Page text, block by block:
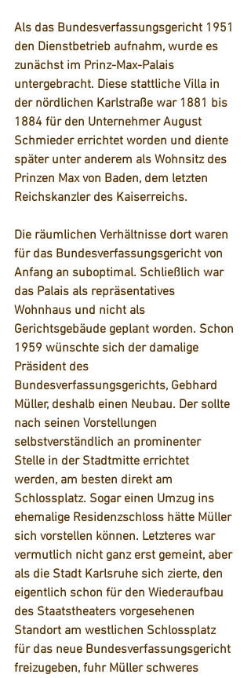
Als das Bundesverfassungsgericht 1951
den Dienstbetrieb aufnahm, wurde es
zunächst im Prinz-Max-Palais
untergebracht. Diese stattliche Villa in
der nördlichen Karlstraße war 1881 bis
1884 für den Unternehmer August
Schmieder errichtet worden und diente
später unter anderem als Wohnsitz des
Prinzen Max von Baden, dem letzten
Reichskanzler des Kaiserreichs.
Die räumlichen Verhältnisse dort waren
für das Bundesverfassungsgericht von
Anfang an suboptimal. Schließlich war
das Palais als repräsentatives
Wohnhaus und nicht als
Gerichtsgebäude geplant worden. Schon
1959 wünschte sich der damalige
Präsident des
Bundesverfassungsgerichts, Gebhard
Müller, deshalb einen Neubau. Der sollte
nach seinen Vorstellungen
selbstverständlich an prominenter
Stelle in der Stadtmitte errichtet
werden, am besten direkt am
Schlossplatz. Sogar einen Umzug ins
ehemalige Residenzschloss hätte Müller
sich vorstellen können. Letzteres war
vermutlich nicht ganz erst gemeint, aber
als die Stadt Karlsruhe sich zierte, den
eigentlich schon für den Wiederaufbau
des Staatstheaters vorgesehenen
Standort am westlichen Schlossplatz
für das neue Bundesverfassungsgericht
freizugeben, fuhr Müller schweres